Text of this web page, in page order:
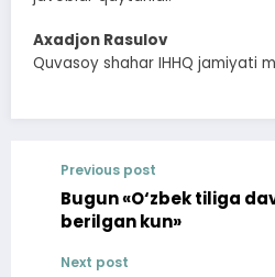
Axadjon Rasulov
Quvasoy shahar IHHQ jamiyati
Previous post
Bugun «O‘zbek tiliga
berilgan kun»
Next post